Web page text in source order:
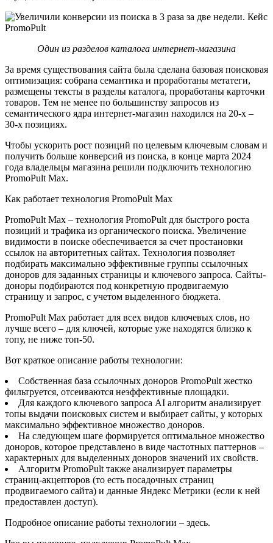
Один из разделов каталога интернет-магазина
За время существования сайта была сделана базовая поисковая
оптимизация: собрана семантика и проработаны метатеги,
размещены тексты в разделы каталога, проработаны карточки
товаров. Тем не менее по большинству запросов из
семантического ядра интернет-магазин находился на 20-х –
30-х позициях.
Чтобы ускорить рост позиций по целевым ключевым словам и
получить больше конверсий из поиска, в конце марта 2024
года владельцы магазина решили подключить технологию
PromoPult Max.
Как работает технология PromoPult Max
PromoPult Max – технология PromoPult для быстрого роста
позиций и трафика из органического поиска. Увеличение
видимости в поиске обеспечивается за счет простановки
ссылок на авторитетных сайтах. Технология позволяет
подбирать максимально эффективные группы ссылочных
доноров для заданных страницы и ключевого запроса. Сайты-
доноры подбираются под конкретную продвигаемую
страницу и запрос, с учетом выделенного бюджета.
PromoPult Max работает для всех видов ключевых слов, но
лучше всего – для ключей, которые уже находятся близко к
топу, не ниже топ-50.
Вот краткое описание работы технологии:
Собственная база ссылочных доноров PromoPult жестко
фильтруется, отсеиваются неэффективные площадки.
Для каждого ключевого запроса AI алгоритм анализирует
топы выдачи поисковых систем и выбирает сайты, у которых
максимально эффективное множество доноров.
На следующем шаге формируется оптимальное множество
доноров, которое представлено в виде частотных паттернов –
характерных для выделенных доноров значений их свойств.
Алгоритм PromoPult также анализирует параметры
страниц-акцепторов (то есть посадочных страниц
продвигаемого сайта) и данные Яндекс Метрики (если к ней
предоставлен доступ).
Подробное описание работы технологии – здесь.